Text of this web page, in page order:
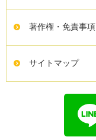
著作権・免責事項
サイトマップ